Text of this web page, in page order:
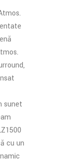
sunet
cu un